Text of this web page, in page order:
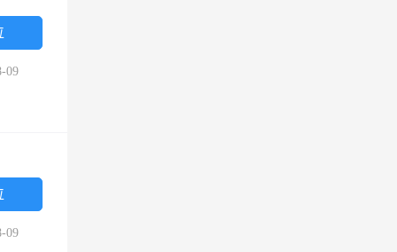
09
09